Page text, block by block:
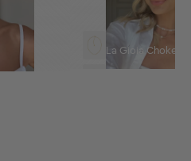
La Gioia Choker